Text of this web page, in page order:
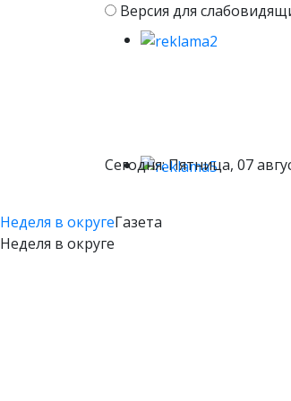
Версия для
Сегодня: Пятница, 07
Неделя в округеГазета
Неделя в округе